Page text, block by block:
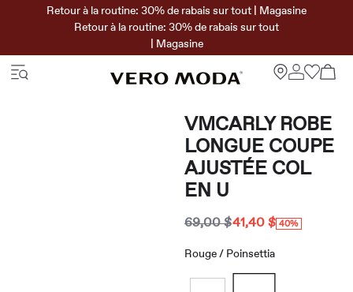
Retour à la routine: 30% de rabais sur tout | Magasine
Retour à la routine: 30% de rabais sur tout
| Magasine
VMCARLY ROBE
LONGUE COUPE
AJUSTÉE COL
EN U
69,00 $41,40 $ 40%
Rouge / Poinsettia